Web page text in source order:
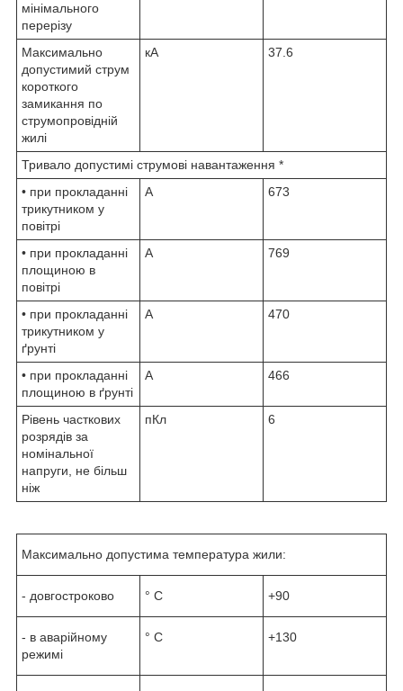
мінімального
перерізу
Максимально
допустимий струм
короткого
замикання по
струмопровідній
жилі
кА 37.6
Тривало допустимі струмові навантаження *
• при прокладанні
трикутником у
повітрі
А 673
• при прокладанні
площиною в
повітрі
А 769
• при прокладанні
трикутником у
ґрунті
А 470
• при прокладанні
площиною в ґрунті
А 466
Рівень часткових
розрядів за
номінальної
напруги, не більш
ніж
пКл 6
Максимально допустима температура жили:
- довгостроково ° С +90
- в аварійному
режимі
° С +130